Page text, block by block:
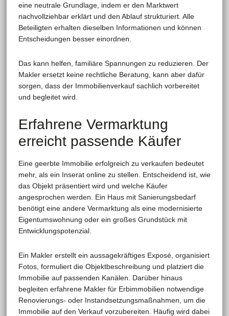
eine neutrale Grundlage, indem er den Marktwert
nachvollziehbar erklärt und den Ablauf strukturiert. Alle
Beteiligten erhalten dieselben Informationen und können
Entscheidungen besser einordnen.
Das kann helfen, familiäre Spannungen zu reduzieren. Der
Makler ersetzt keine rechtliche Beratung, kann aber dafür
sorgen, dass der Immobilienverkauf sachlich vorbereitet
und begleitet wird.
Erfahrene Vermarktung
erreicht passende Käufer
Eine geerbte Immobilie erfolgreich zu verkaufen bedeutet
mehr, als ein Inserat online zu stellen. Entscheidend ist, wie
das Objekt präsentiert wird und welche Käufer
angesprochen werden. Ein Haus mit Sanierungsbedarf
benötigt eine andere Vermarktung als eine modernisierte
Eigentumswohnung oder ein großes Grundstück mit
Entwicklungspotenzial.
Ein Makler erstellt ein aussagekräftiges Exposé, organisiert
Fotos, formuliert die Objektbeschreibung und platziert die
Immobilie auf passenden Kanälen. Darüber hinaus
begleiten erfahrene Makler für Erbimmobilien notwendige
Renovierungs- oder Instandsetzungsmaßnahmen, um die
Immobilie auf den Verkauf vorzubereiten. Häufig wird dabei